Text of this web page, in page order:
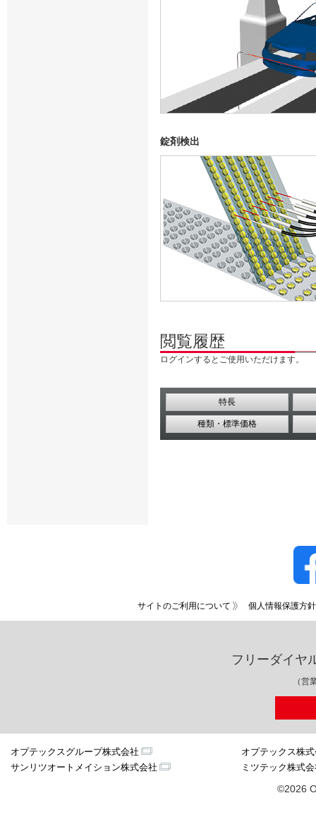
錠剤検出
閲覧履歴
ログインするとご使用いただけます。
特長
種類・標準価格
サイトのご利用について 個人情報保護方針
フリーダイヤ
（営
オプテックスグループ株式会社
オプテックス株
サンリツオートメイション株式会社
ミツテック株式
©2026